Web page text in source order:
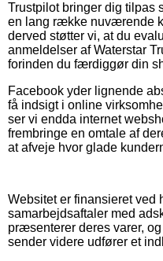
Trustpilot bringer dig tilpas
en lang række nuværende
derved støtter vi, at du
anmeldelser af Waterstar
forinden du færdiggør din
Facebook yder lignende
få indsigt i online
ser vi endda internet
frembringe en omtale af
at afveje hvor glade
Websitet er finansieret ved
samarbejdsaftaler med
præsenterer deres varer,
sender videre udfører et